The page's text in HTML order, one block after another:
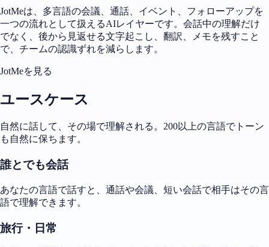
JotMeは、多言語の会議、通話、イベント、フォローアップを
一つの流れとして扱えるAIレイヤーです。会話中の理解だけ
でなく、後から見返せる文字起こし、翻訳、メモを残すこと
で、チームの認識ずれを減らします。
JotMeを見る
ユースケース
自然に話して、その場で理解される。200以上の言語でトーン
も自然に保ちます。
誰とでも会話
あなたの言語で話すと、通話や会議、短い会話で相手はその言
語で理解できます。
旅行・日常